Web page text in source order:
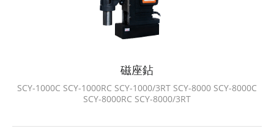
磁座鉆
SCY-1000C SCY-1000RC SCY-1000/3RT SCY-8000 SCY-8000C
SCY-8000RC SCY-8000/3RT